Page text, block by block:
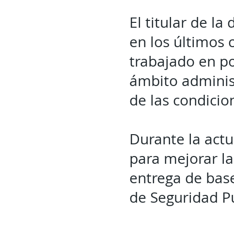
El titular de la
en los últimos
trabajado en
ámbito
de las
Durante la
para mejorar
entrega de
de Seguridad